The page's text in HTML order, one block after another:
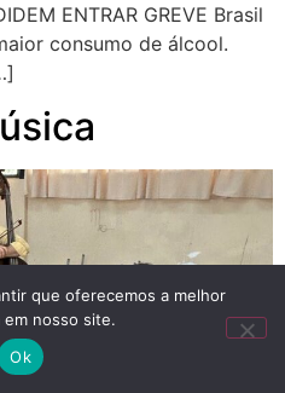
ENTRAR GREVE Brasil
consumo de álcool.
que oferecemos a melhor
nosso site.
Ok